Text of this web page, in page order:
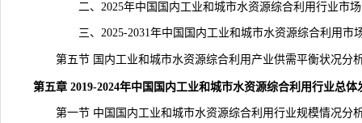
二、2025年中国国内工业和城市水资源综合利用行业市场
三、2025-2031年中国国内工业和城市水资源综合利用市
第五节 国内工业和城市水资源综合利用产业供需平衡状况分
第五章 2019-2024年中国国内工业和城市水资源综合利用行业总体
第一节 中国国内工业和城市水资源综合利用行业规模情况分